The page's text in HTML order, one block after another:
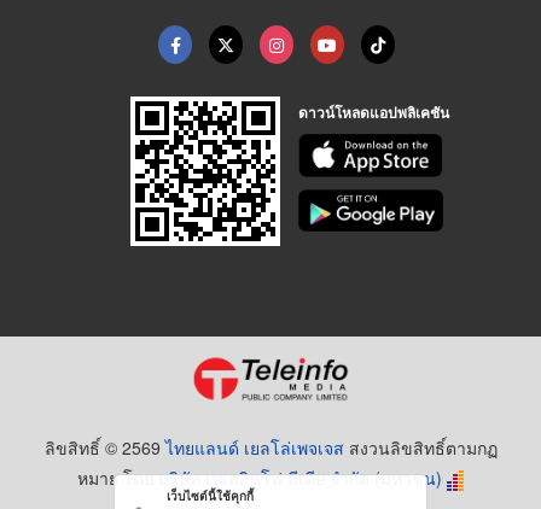
ดาวน์โหลดแอปพลิเคชัน
ลิขสิทธิ์ © 2569ไทยแลนด์ เยลโล่เพจเจส สงวนลิขสิทธิ์ตามกฏ
หมาย โดยบริษัท เทเลอินโฟ มีเดีย จำกัด (มหาชน)
เว็บไซต์นี้ใช้คุกกี้